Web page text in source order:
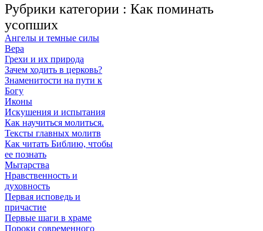
Рубрики категории : Как поминать
усопших
Ангелы и темные силы
Вера
Грехи и их природа
Зачем ходить в церковь?
Знаменитости на пути к
Богу
Иконы
Искушения и испытания
Как научиться молиться.
Тексты главных молитв
Как читать Библию, чтобы
ее познать
Мытарства
Нравственность и
духовность
Первая исповедь и
причастие
Первые шаги в храме
Пороки современного